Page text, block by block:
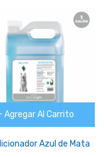
Agregar Al Carrito
Azul de Mata